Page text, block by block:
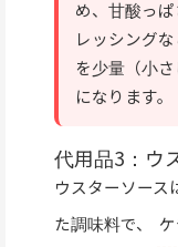
め、甘酸っ
レッシング
を少量（小
になります。
代用品3：ウ
ウスターソース
た調味料で、